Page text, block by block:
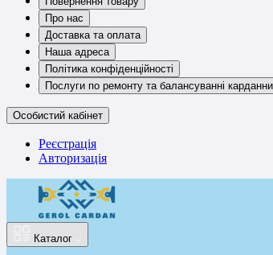
Про нас
Доставка та оплата
Наша адреса
Політика конфіденційності
Послуги по ремонту та балансуванні
Особистий кабінет
Реєстрація
Авторизація
Каталог